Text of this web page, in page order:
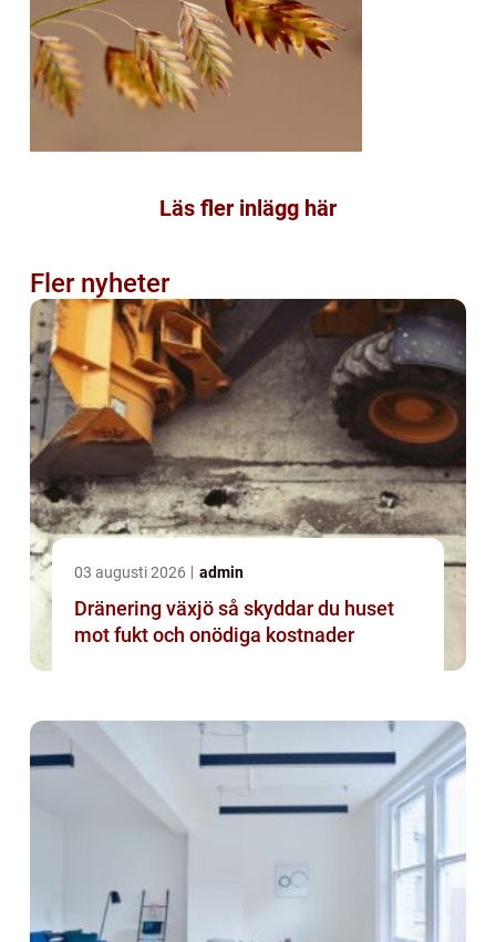
Läs fler inlägg här
Fler nyheter
03 augusti 2026 admin
Dränering växjö så skyddar du huset
mot fukt och onödiga kostnader